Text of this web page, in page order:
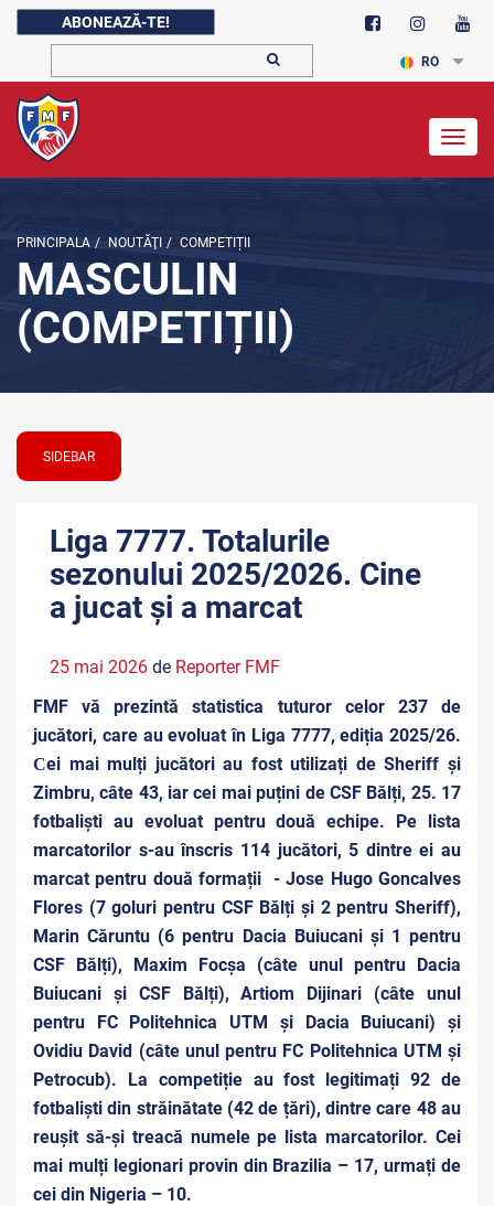
ABONEAZĂ-TE!
RO
PRINCIPALA / NOUTĂŢI / COMPETIȚII
MASCULIN
(COMPETIȚII)
SIDEBAR
Liga 7777. Totalurile
sezonului 2025/2026. Cine
a jucat și a marcat
25 mai 2026 de Reporter FMF
FMF vă prezintă statistica tuturor celor 237 de
jucători, care au evoluat în Liga 7777, ediția 2025/26.
Сei mai mulți jucători au fost utilizați de Sheriff și
Zimbru, câte 43, iar cei mai puțini de CSF Bălți, 25. 17
fotbaliști au evoluat pentru două echipe. Pe lista
marcatorilor s-au înscris 114 jucători, 5 dintre ei au
marcat pentru două formații - Jose Hugo Goncalves
Flores (7 goluri pentru CSF Bălți și 2 pentru Sheriff),
Marin Căruntu (6 pentru Dacia Buiucani și 1 pentru
CSF Bălți), Maxim Focșa (câte unul pentru Dacia
Buiucani și CSF Bălți), Artiom Dijinari (câte unul
pentru FC Politehnica UTM și Dacia Buiucani) și
Ovidiu David (câte unul pentru FC Politehnica UTM și
Petrocub). La competiție au fost legitimați 92 de
fotbaliști din străinătate (42 de țări), dintre care 48 au
reușit să-și treacă numele pe lista marcatorilor. Cei
mai mulți legionari provin din Brazilia – 17, urmați de
cei din Nigeria – 10.